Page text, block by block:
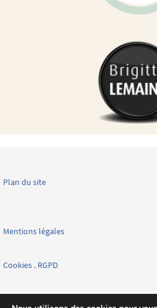
Plan du site
Mentions légales
Cookies . RGPD